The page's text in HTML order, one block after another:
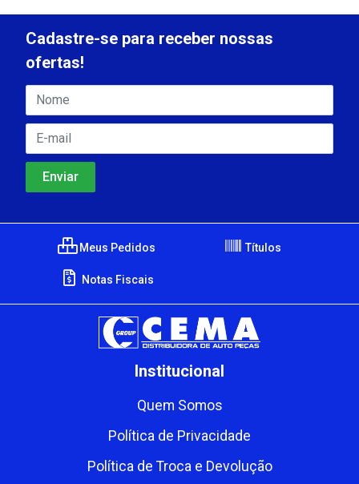
Cadastre-se para receber nossas
ofertas!
Meus Pedidos Títulos
Notas Fiscais
Institucional
Quem Somos
Política de Privacidade
Política de Troca e Devolução